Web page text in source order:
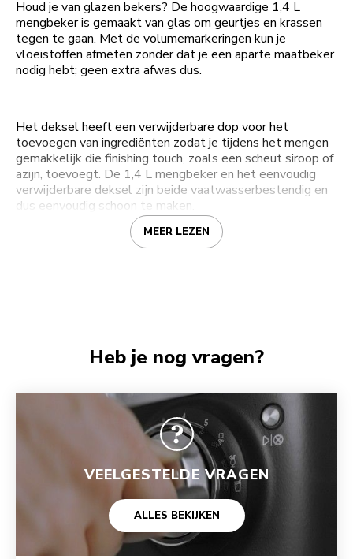
Houd je van glazen bekers? De hoogwaardige 1,4 L
mengbeker is gemaakt van glas om geurtjes en krassen
tegen te gaan. Met de volumemarkeringen kun je
vloeistoffen afmeten zonder dat je een aparte maatbeker
nodig hebt; geen extra afwas dus.
Het deksel heeft een verwijderbare dop voor het
toevoegen van ingrediënten zodat je tijdens het mengen
gemakkelijk die finishing touch, zoals een scheut siroop of
azijn, toevoegt. De 1,4 L mengbeker en het eenvoudig
verwijderbare deksel zijn beide vaatwasserbestendig en
dus eenvoudig schoon te maken.
MEER LEZEN
Heb je nog vragen?
VEELGESTELDE VRAGEN
ALLES BEKIJKEN